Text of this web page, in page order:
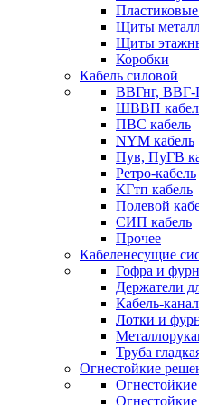
Пластиковые
Щиты
Щиты
Коробки
Кабель силовой
ВВГнг, ВВГ-
ШВВП
ПВС кабель
NYM кабель
Пув, ПуГВ
Ретро-кабель
КГтп кабель
Полевой
СИП кабель
Прочее
Кабеленесущие
Гофра и
Держатели
Кабель-
Лотки и
Труба
Огнестойкие